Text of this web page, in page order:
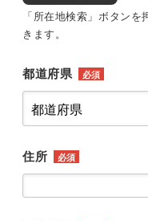
「所在地検索」ボタン
きます。
都道府県 必須
住所 必須